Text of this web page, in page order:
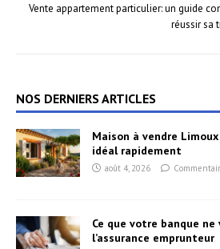
Vente appartement particulier: un guide
réussir sa
NOS DERNIERS ARTICLES
Maison à vendre
idéal rapidement
août 4, 2026
Ce que votre banque
l’assurance emprunteur